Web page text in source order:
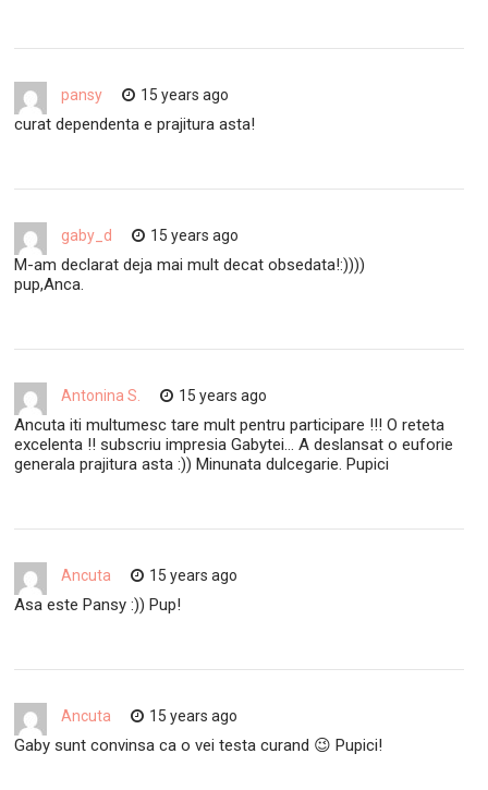
pansy 15 years ago
curat dependenta e prajitura asta!
gaby_d 15 years ago
M-am declarat deja mai mult decat obsedata!:))))
pup,Anca.
Antonina S. 15 years ago
Ancuta iti multumesc tare mult pentru participare !!! O reteta
excelenta !! subscriu impresia Gabytei… A deslansat o euforie
generala prajitura asta :)) Minunata dulcegarie. Pupici
Ancuta 15 years ago
Asa este Pansy :)) Pup!
Ancuta 15 years ago
Gaby sunt convinsa ca o vei testa curand 😉 Pupici!